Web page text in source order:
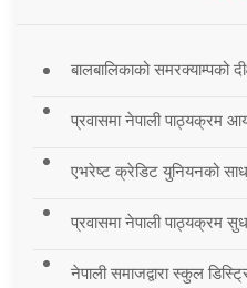
बालबालिकाको समरक्याम्पको
प्रवासमा नेपाली पाठ्यक्रम
एभरेष्ट क्रेडिट युनियनको
प्रवासमा नेपाली पाठ्यक्रम
नेपाली समाजद्वारा स्कुल